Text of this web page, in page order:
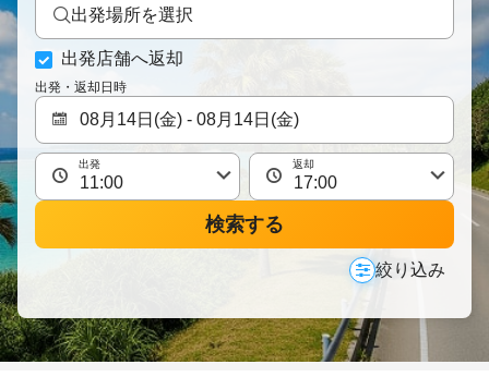
出発場所を選択
出発店舗へ返却
出発・返却日時
出発 返却
検索する
絞り込み